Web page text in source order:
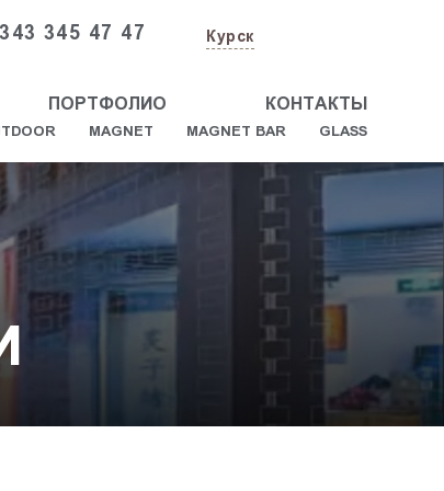
345 47 47 Курск
ПОРТФОЛИО КОНТАКТЫ
MAGNET MAGNET BAR GLASS